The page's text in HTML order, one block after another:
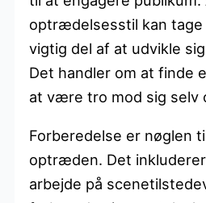
optrædelsesstil kan tage
vigtig del af at udvikle
Det handler om at finde
at være tro mod sig selv
Forberedelse er nøglen
optræden. Det
arbejde på